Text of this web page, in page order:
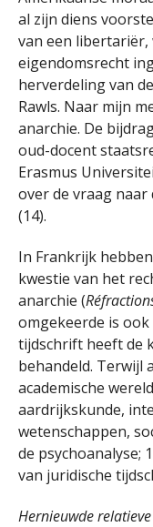
al zijn diens
van een
eigendomsrecht
herverdeling van
Rawls. Naar mijn
anarchie. De
oud-docent
Erasmus
over de vraag
(14).
In Frankrijk
kwestie van het
anarchie (
omgekeerde is
tijdschrift heeft de
behandeld. Terwijl
academische
aardrijkskunde,
wetenschappen,
de psychoanalyse;
van juridische
Hernieuwde